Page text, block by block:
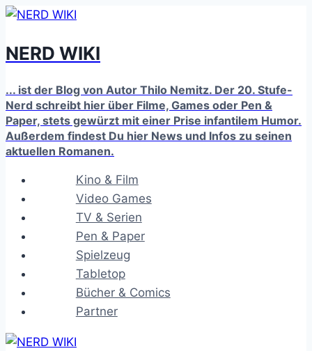
Zum
springen
NERD WIKI
... ist der Blog von Autor Thilo Nemitz. Der 20. Stufe-
Nerd schreibt hier über Filme, Games oder Pen &
Paper, stets gewürzt mit einer Prise infantilem Humor.
Außerdem findest Du hier News und Infos zu seinen
aktuellen Romanen.
Kino & Film
Video Games
TV & Serien
Pen & Paper
Spielzeug
Tabletop
Bücher & Comics
Partner